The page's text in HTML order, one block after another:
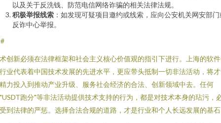
以及关于反洗钱、防范电信网络诈骗的相关法律法规。
积极举报线索 ：如发现可疑项目邀约或线索，应向公安机关网安部门
反诈中心举报。
创新必须在法律框架和社会主义核心价值观的指引下进行。上海的软
业代表着中国技术发展的先进水平，更应带头抵制一切非法活动，将
力投入到推动产业升级、服务社会经济的合法、创新领域中去。任何
跑分"等非法活动提供技术支持的行为，都是对技术本身的玷污，
到法律的严惩。选择合法合规的道路，才是行业和个人长远发展的基